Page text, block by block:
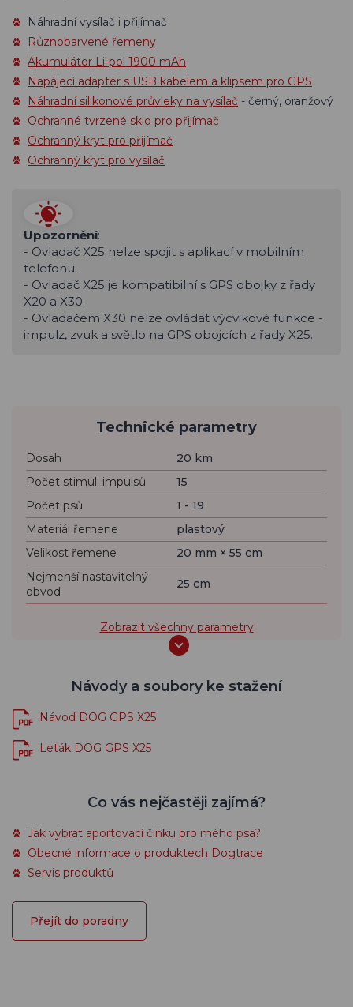
Náhradní vysílač i přijímač
Různobarvené řemeny
Akumulátor Li-pol 1900 mAh
Napájecí adaptér s USB kabelem a klipsem pro GPS
Náhradní silikonové průvleky na vysílač - černý, oranžový
Ochranné tvrzené sklo pro přijímač
Ochranný kryt pro přijímač
Ochranný kryt pro vysílač
Upozornění:
- Ovladač X25 nelze spojit s aplikací v mobilním
telefonu.
- Ovladač X25 je kompatibilní s GPS obojky z řady
X20 a X30.
- Ovladačem X30 nelze ovládat výcvikové funkce -
impulz, zvuk a světlo na GPS obojcích z řady X25.
Technické parametry
Dosah
20 km
Počet stimul. impulsů
15
Počet psů
1 - 19
Materiál řemene
plastový
Velikost řemene
20 mm × 55 cm
Nejmenší nastavitelný
obvod
25 cm
Zobrazit všechny parametry
Návody a soubory ke stažení
Návod DOG GPS X25
Leták DOG GPS X25
Co vás nejčastěji zajímá?
Jak vybrat aportovací činku pro mého psa?
Obecné informace o produktech Dogtrace
Servis produktů
Přejít do poradny